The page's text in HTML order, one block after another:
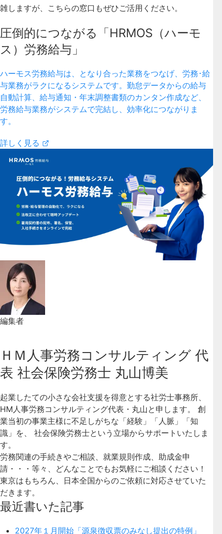
雑しますが、こちらの窓口もぜひご活用ください。
圧倒的につながる「HRMOS（ハーモ
ス）労務給与」
ハーモス労務給与は、となり合った業務をつなげ、労務･給
与業務がラクになるシステムです。勤怠データからの給与
自動計算、給与通知・年末調整書類のカンタン作成など、
労務給与業務がシステムで完結し、効率化につながりま
す。
詳しく見る
編集者
ＨＭ人事労務コンサルティング 代
表 社会保険労務士 丸山博美
起業したての小さな会社支援を得意とする社労士事務所、
HM人事労務コンサルティング代表・丸山と申します。 創
業当初の事業主様に不足しがちな「経験」「人脈」「知
識」を、 社会保険労務士という立場からサポートいたしま
す。
労務関連の手続きやご相談、就業規則作成、助成金申
請・・・等々、どんなことでもお気軽にご相談ください！
東京はもちろん、日本全国からのご依頼に対応させていた
だきます。
最近書いた記事
2027年１月開始「源泉徴収票のみなし提出の特例」